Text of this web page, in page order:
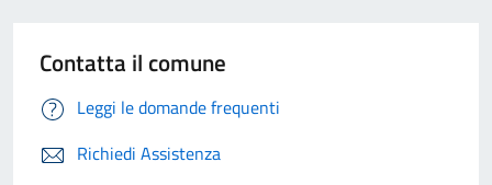
Contatta il comune
Leggi le domande frequenti
Richiedi Assistenza